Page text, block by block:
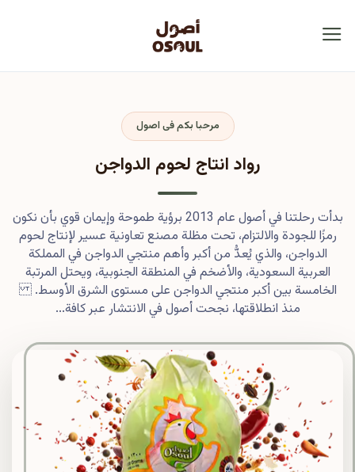
مرحبا بكم فى اصول
رواد انتاج لحوم الدواجن
بدأت رحلتنا في أصول عام 2013 برؤية طموحة وإيمان قوي بأن نكون
رمزًا للجودة والالتزام، تحت مظلة مصنع تعاونية عسير لإنتاج لحوم
الدواجن، والذي يُعدُّ من أكبر وأهم منتجي الدواجن في المملكة
العربية السعودية، والأضخم في المنطقة الجنوبية، ويحتل المرتبة
الخامسة بين أكبر منتجي الدواجن على مستوى الشرق الأوسط.
منذ انطلاقتها، نجحت أصول في الانتشار عبر كافة...